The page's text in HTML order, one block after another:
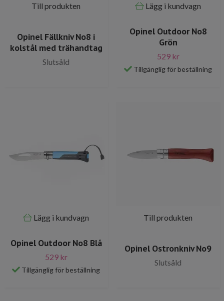
Till produkten
Opinel Fällkniv No8 i
kolstål med trähandtag
Slutsåld
Lägg i kundvagn
Opinel Outdoor No8
Grön
529 kr
Tillgänglig för beställning
Lägg i kundvagn
Opinel Outdoor No8 Blå
529 kr
Tillgänglig för beställning
Till produkten
Opinel Ostronkniv No9
Slutsåld